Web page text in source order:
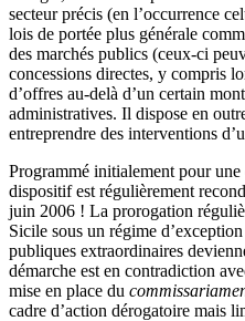
secteur précis (en l’occurrence
lois de portée plus générale
des marchés publics (ceux-ci
concessions directes, y compris
d’offres au-delà d’un certain
administratives. Il dispose en
entreprendre des interventions
Programmé initialement pour
dispositif est régulièrement
juin 2006 ! La prorogation
Sicile sous un régime
publiques extraordinaires
démarche est en contradiction
mise en place du
cadre d’action dérogatoire mais